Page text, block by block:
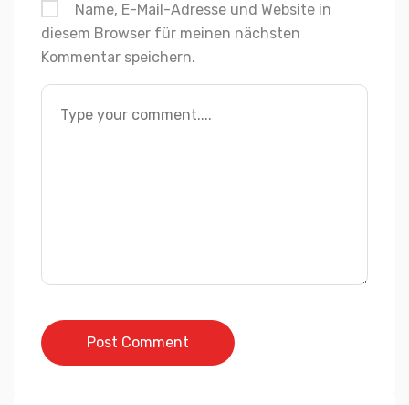
Name, E-Mail-Adresse und Website in
diesem Browser für meinen nächsten
Kommentar speichern.
Post Comment